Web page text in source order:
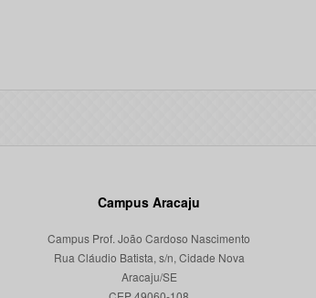
Campus Aracaju
Campus Prof. João Cardoso Nascimento
Rua Cláudio Batista, s/n, Cidade Nova
Aracaju/SE